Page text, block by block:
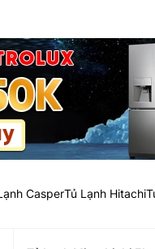
CasperTủ Lạnh Hitachi